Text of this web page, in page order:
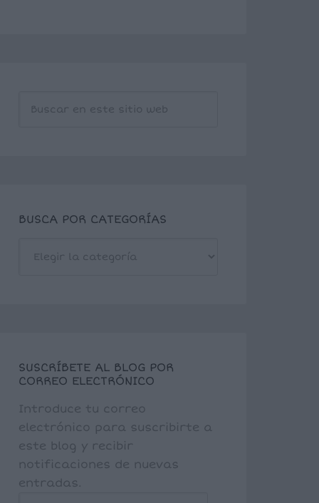
BUSCA POR CATEGORÍAS
SUSCRÍBETE AL BLOG POR
CORREO ELECTRÓNICO
Introduce tu correo
electrónico para suscribirte a
este blog y recibir
notificaciones de nuevas
entradas.